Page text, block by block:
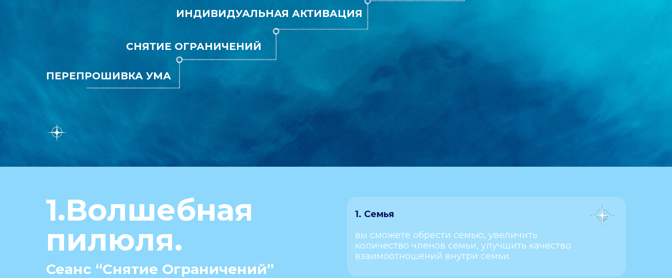
ПЕРЕПРОШИВКА УМА
СНЯТИЕ ОГРАНИЧЕНИЙ
ИНДИВИДУАЛЬНАЯ АКТИВАЦИЯ
Сеанс “Снятие Ограничений”
1.Волшебная
пилюля.
1. Семья
вы сможете обрести семью, увеличить
количество членов семьи, улучшить качество
взаимоотношений внутри семьи.